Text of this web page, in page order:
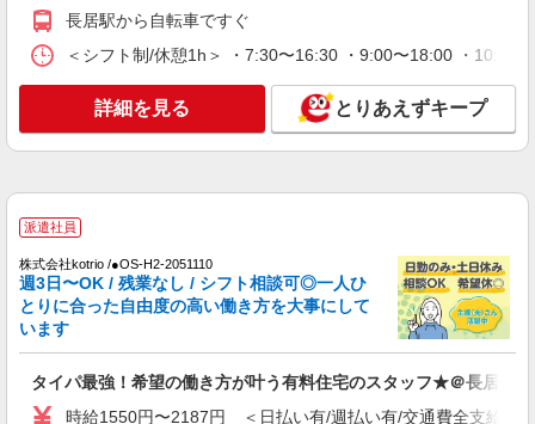
善手当：200〜220円/時 夜勤手当:6,000円/回 ▼下
記別途支給 通勤手当 年末年始手当：380円/時 寸
志あり：年2回（6月・12月） ※業績による ※処
遇改善手当は試用期間中(3ヶ月)は支給なし
大阪府大阪市住吉区我孫子東3-3-11
キープ 詳細を見る
遇改善手当：35,920円 夜勤手当：30,000円（5回
分） ※6回目以降は1回6,000円支給 ▼下記別途支
給 通勤手当 年末年始手当：380円/時 寸志あり：
年2回（6月・12月） ※業績による 特別報酬：平
均26.6万円（最高額109万円） ※2025年6月支給実
績 ※処遇改善手当は試用期間中(3ヶ月)は支給なし
大阪府大阪市住吉区我孫子東3-3-11
キープ
長居駅から自転車ですぐ
＜シフト制/休憩1h＞ ・7:30〜16:30 ・9:00〜18:00 ・
詳細を見る とりあえずキープ
派遣社員
株式会社kotrio /●OS-H2-2051110
週3日〜OK / 残業なし / シフト相談可◎一人ひ
とりに合った自由度の高い働き方を大事にして
います
タイパ最強！希望の働き方が叶う有料住宅のスタッフ★＠長居駅
時給1550円〜2187円 ＜日払い有/週払い有/交通費全支給(ガ